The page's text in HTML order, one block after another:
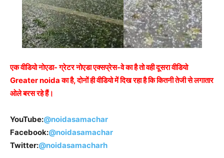
एक वीडियो नोएडा- ग्रेटर नोएडा एक्सप्रेस-वे का है तो वही दूसरा वीडियो
Greater noida का है, दोनों ही वीडियो में दिख रहा है कि कितनी तेजी से लगातार
ओले बरस रहे हैं।
YouTube:@noidasamachar
Facebook:@noidasamachar
Twitter:@noidasamacharh